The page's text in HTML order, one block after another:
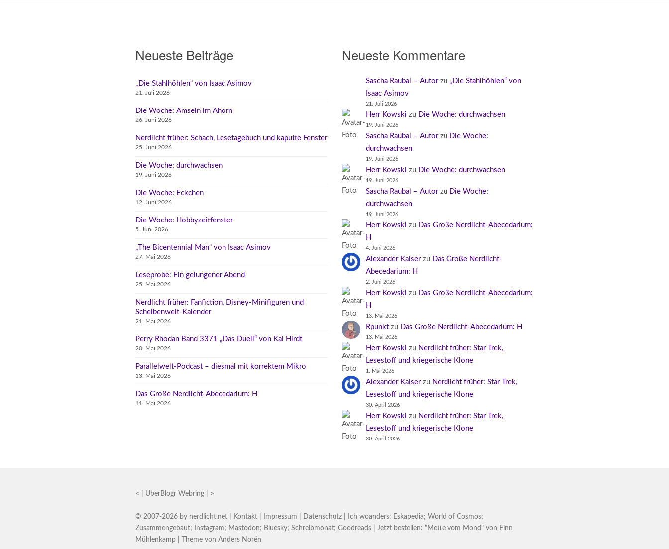
Neueste Beiträge
„Die Stahlhöhlen“ von Isaac Asimov
21. Juli 2026
Die Woche: Amseln im Ahorn
26. Juni 2026
Nerdlicht früher: Schach, Lesetagebuch und kaputte Fenster
25. Juni 2026
Die Woche: durchwachsen
19. Juni 2026
Die Woche: Eckchen
12. Juni 2026
Die Woche: Hobbyzeitfenster
5. Juni 2026
„The Bicentennial Man“ von Isaac Asimov
27. Mai 2026
Leseprobe: Ein gelungener Abend
25. Mai 2026
Nerdlicht früher: Fanfiction, Disney-Minifiguren und
Scheibenwelt-Kalender
21. Mai 2026
Perry Rhodan Band 3371 „Das Duell“ von Kai Hirdt
20. Mai 2026
Parallelwelt-Podcast – diesmal mit korrektem Mikro
13. Mai 2026
Das Große Nerdlicht-Abecedarium: H
11. Mai 2026
Neueste Kommentare
Sascha Raubal – Autorzu „Die Stahlhöhlen“ von
Isaac Asimov
21. Juli 2026
Herr Kowski zu Die Woche: durchwachsen
19. Juni 2026
Sascha Raubal – Autorzu Die Woche:
durchwachsen
19. Juni 2026
Herr Kowski zu Die Woche: durchwachsen
19. Juni 2026
Sascha Raubal – Autorzu Die Woche:
durchwachsen
19. Juni 2026
Herr Kowski zu Das Große Nerdlicht-Abecedarium:
H
4. Juni 2026
Alexander Kaiserzu Das Große Nerdlicht-
Abecedarium: H
2. Juni 2026
Herr Kowski zu Das Große Nerdlicht-Abecedarium:
H
13. Mai 2026
Rpunkt zu Das Große Nerdlicht-Abecedarium: H
13. Mai 2026
Herr Kowski zu Nerdlicht früher: Star Trek,
Lesestoff und kriegerische Klone
1. Mai 2026
Alexander Kaiserzu Nerdlicht früher: Star Trek,
Lesestoff und kriegerische Klone
30. April 2026
Herr Kowski zu Nerdlicht früher: Star Trek,
Lesestoff und kriegerische Klone
30. April 2026
< UberBlogr Webring >
© 2007-2026 by nerdlicht.net Kontakt Impressum Datenschutz | Ich woanders: Eskapedia; World of Cosmos;
Zusammengebaut; Instagram; Mastodon; Bluesky; Schreibmonat; Goodreads | Jetzt bestellen: "Mette vom Mond" von Finn
Mühlenkamp | Theme von Anders Norén